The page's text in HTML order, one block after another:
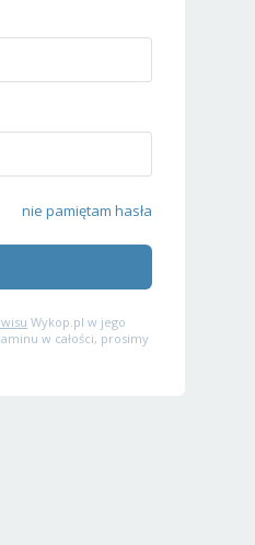
nie pamiętam hasła
Wykop.pl w jego
w całości, prosimy